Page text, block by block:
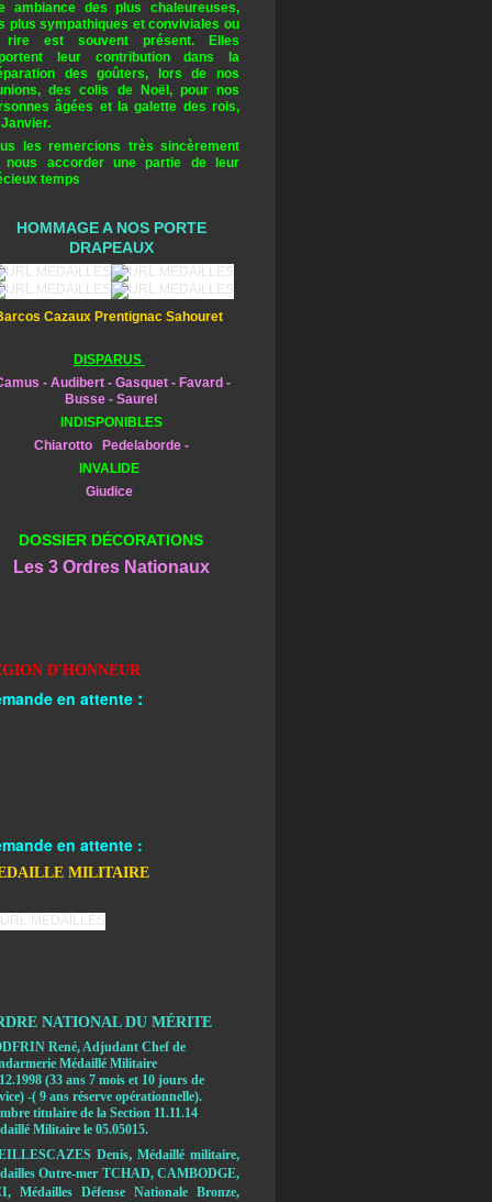
ambiance des plus chaleureuses,
plus sympathiques et conviviales ou
rire est souvent présent. Elles
leur contribution dans la
des goûters, lors de nos
des colis de Noël, pour nos
âgées et la galette des rois,
les remercions très sincèrement
nous accorder une partie de leur
temps
HOMMAGE A NOS PORTE
DRAPEAUX
Cazaux Prentignac Sahouret
DISPARUS
- Audibert - Gasquet - Favard -
Busse - Saurel
INDISPONIBLES
Chiarotto Pedelaborde -
INVALIDE
Giudice
DOSSIER DÉCORATIONS
Les 3 Ordres Nationaux
D'HONNEUR
en attente :
en attente :
MILITAIRE
NATIONAL DU MÉRITE
René, Adjudant Chef de
Médaillé Militaire
(33 ans 7 mois et 10 jours de
-( 9 ans réserve opérationnelle).
titulaire de la Section 11.11.14
Militaire le 05.05015.
Denis, Médaillé militaire,
Outre-mer TCHAD, CAMBODGE,
Médailles Défense Nationale Bronze,